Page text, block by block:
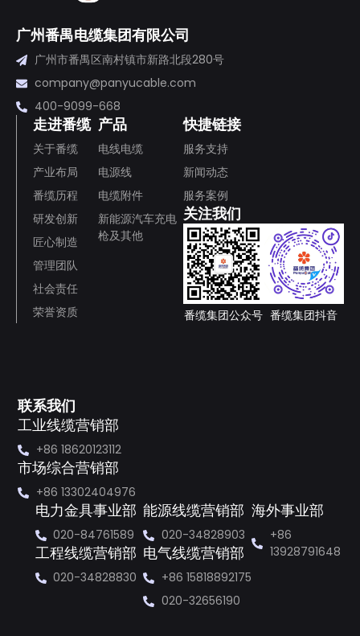
广州番禺电缆集团有限公司
广州市番禺区南村镇市新路北段280号
company@panyucable.com
400-9099-668
走进番缆
关于番缆
产业布局
番缆历程
研发创新
匠心制造
管理团队
社会责任
荣誉资质
产品
电线电缆
电源线
电缆附件
新能源汽车充电
枪及其他
快捷链接
服务支持
新闻动态
服务案例
关注我们
番缆集团公众号 番缆集团抖音
联系我们
工业线缆营销部
+86 18620123112
市场综合营销部
+86 13302404976
电力金具事业部
020-84761589
工程线缆营销部
020-34828830
能源线缆营销部
020-34828903
电气线缆营销部
+86 15818892175
020-32656190
海外事业部
+86
13928791648